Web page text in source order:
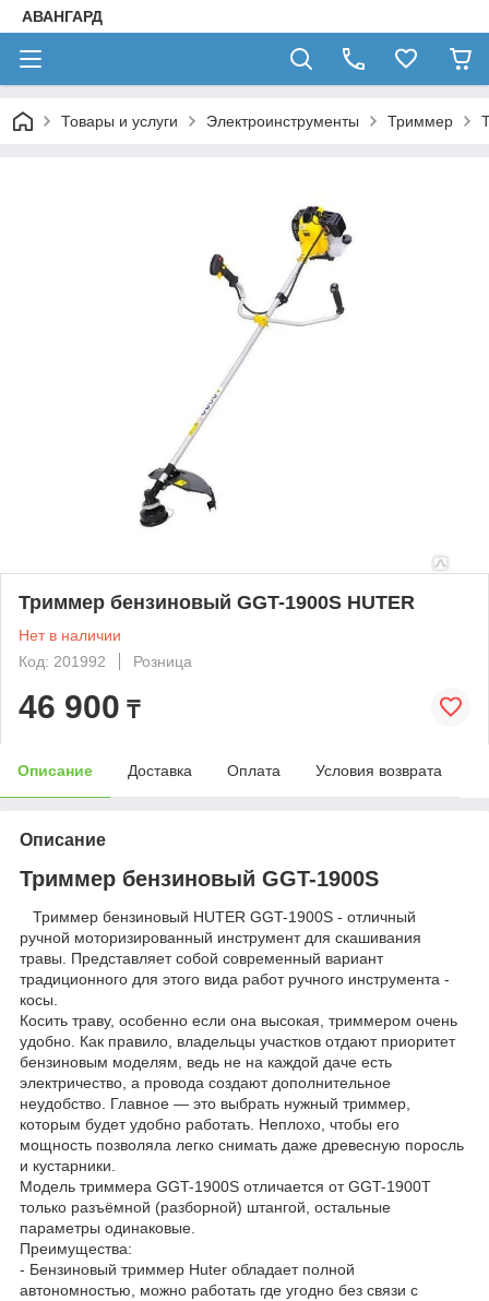
АВАНГАРД
Товары и услуги Электроинструменты Триммер
Триммер бензиновый GGT-1900S HUTER
Нет в наличии
Код: 201992
Розница
46 900 ₸
Описание Доставка Оплата Условия возврата
Описание
Триммер бензиновый GGT-1900S
Триммер бензиновый HUTER GGT-1900S - отличный
ручной моторизированный инструмент для скашивания
травы. Представляет собой современный вариант
традиционного для этого вида работ ручного инструмента -
косы.
Косить траву, особенно если она высокая, триммером очень
удобно. Как правило, владельцы участков отдают приоритет
бензиновым моделям, ведь не на каждой даче есть
электричество, а провода создают дополнительное
неудобство. Главное — это выбрать нужный триммер,
которым будет удобно работать. Неплохо, чтобы его
мощность позволяла легко снимать даже древесную поросль
и кустарники.
Модель триммера GGT-1900S отличается от GGT-1900T
только разъёмной (разборной) штангой, остальные
параметры одинаковые.
Преимущества:
- Бензиновый триммер Huter обладает полной
автономностью, можно работать где угодно без связи с